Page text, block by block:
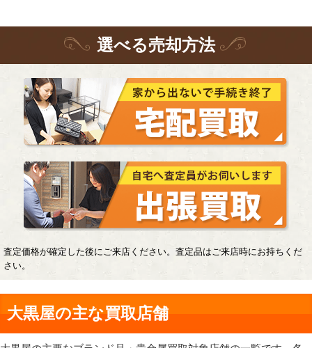
選べる売却方法
査定価格が確定した後にご来店ください。査定品はご来店時にお持ちくだ
さい。
大黒屋の主な買取店舗